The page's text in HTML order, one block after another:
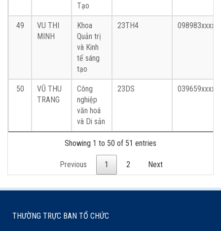
Tạo
49
VU THI
MINH
Khoa
Quản trị
và Kinh
tế sáng
tạo
23TH4 098983xxxx
50
VŨ THU
TRANG
Công
nghiệp
văn hoá
và Di sản
23DS 039659xxxx
Showing 1 to 50 of 51 entries
Previous 1 2 Next
THƯỜNG TRỰC BAN TỔ CHỨC